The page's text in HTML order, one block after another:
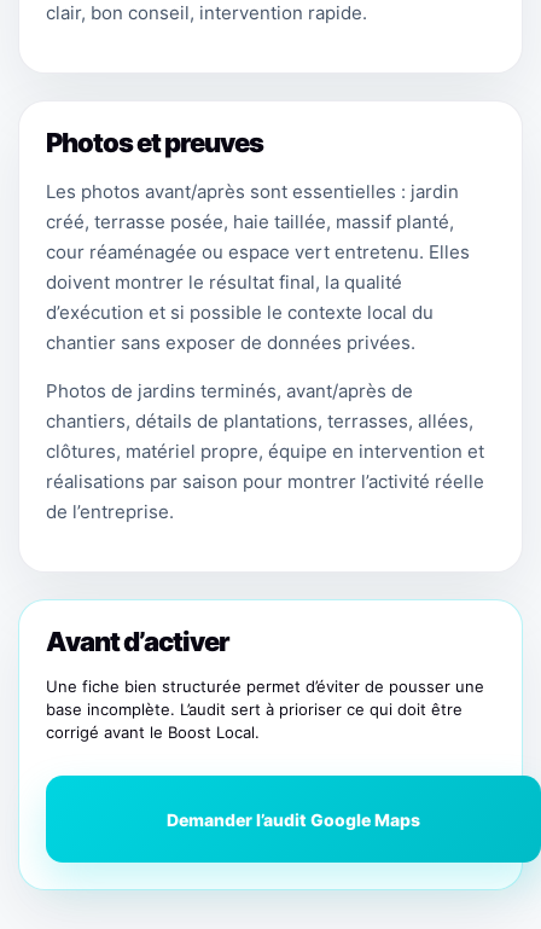
clair, bon conseil, intervention rapide.
Photos et preuves
Les photos avant/après sont essentielles : jardin
créé, terrasse posée, haie taillée, massif planté,
cour réaménagée ou espace vert entretenu. Elles
doivent montrer le résultat final, la qualité
d’exécution et si possible le contexte local du
chantier sans exposer de données privées.
Photos de jardins terminés, avant/après de
chantiers, détails de plantations, terrasses, allées,
clôtures, matériel propre, équipe en intervention et
réalisations par saison pour montrer l’activité réelle
de l’entreprise.
Avant d’activer
Une fiche bien structurée permet d’éviter de pousser une
base incomplète. L’audit sert à prioriser ce qui doit être
corrigé avant le Boost Local.
Demander l’audit Google Maps